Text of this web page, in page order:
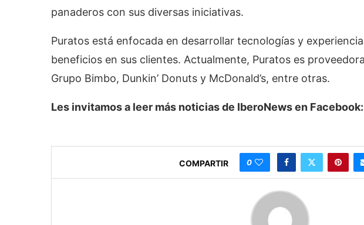
panaderos con sus diversas iniciativas.
Puratos está enfocada en desarrollar tecnologías y
beneficios en sus clientes. Actualmente, Puratos es
Grupo Bimbo, Dunkin’ Donuts y McDonald’s, entre otras.
Les invitamos a leer más noticias de IberoNews en Facebook:
COMPARTIR 0